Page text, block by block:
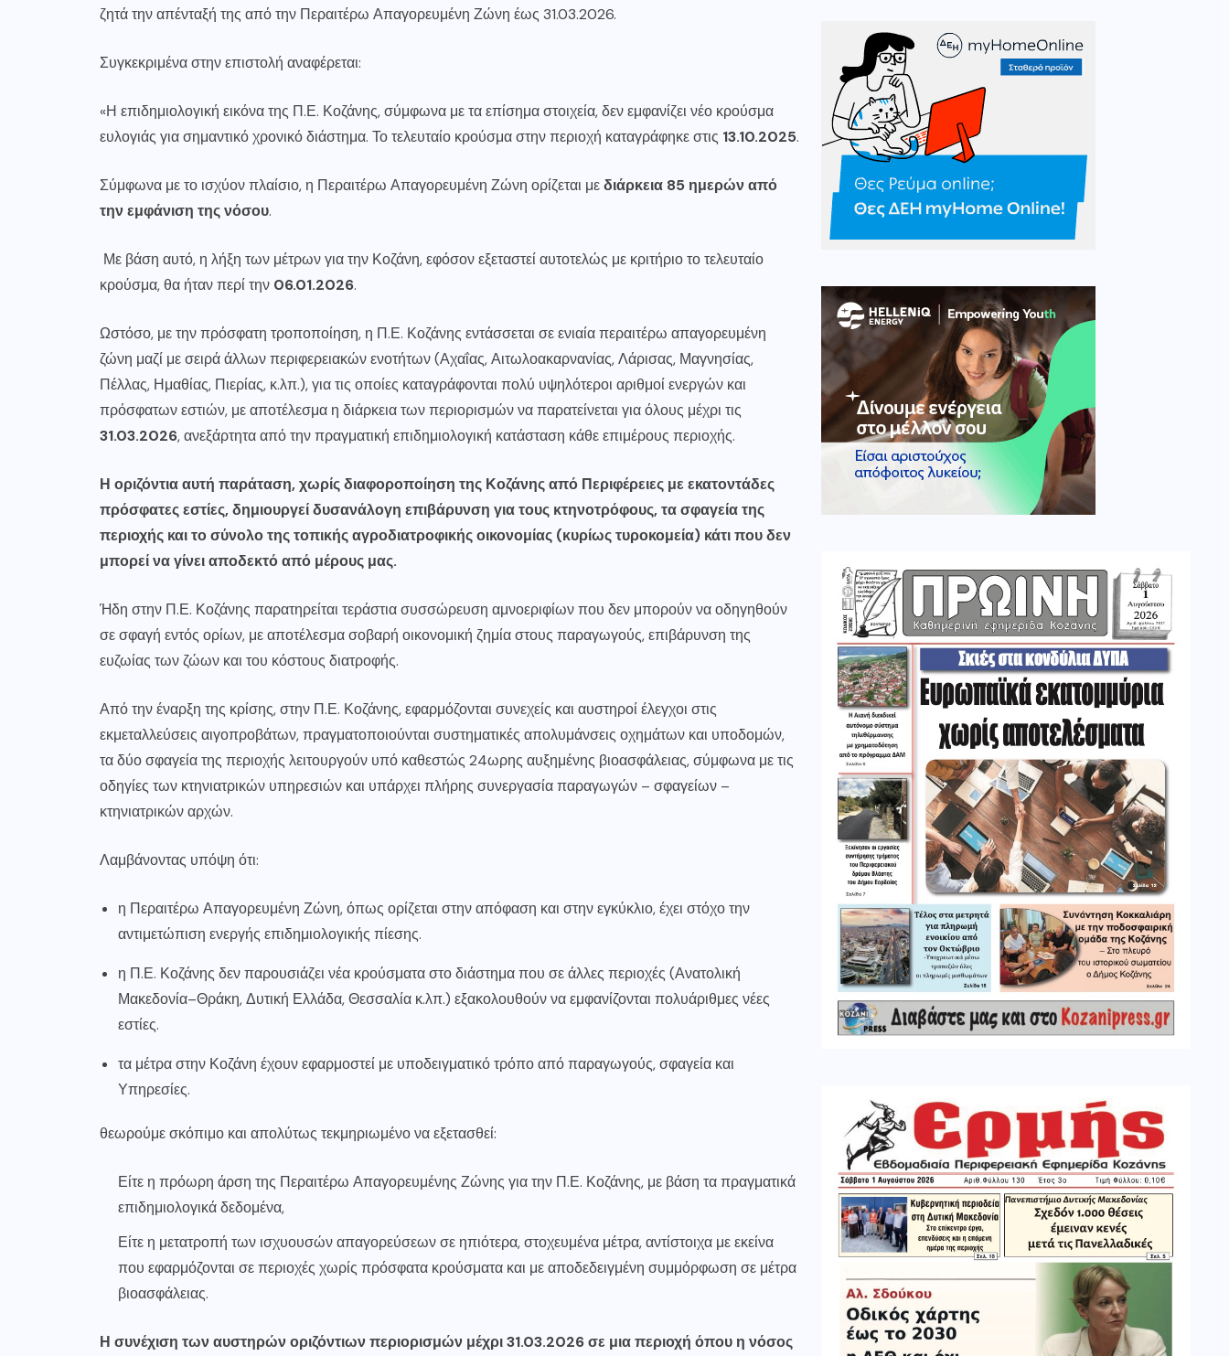
ζητά την απένταξή της από την Περαιτέρω Απαγορευμένη Ζώνη έως 31.03.2026.
Συγκεκριμένα στην επιστολή αναφέρεται:
«Η επιδημιολογική εικόνα της Π.Ε. Κοζάνης, σύμφωνα με τα επίσημα στοιχεία, δεν εμφανίζει νέο κρούσμα
ευλογιάς για σημαντικό χρονικό διάστημα. Το τελευταίο κρούσμα στην περιοχή καταγράφηκε στις 13.10.2025.
Σύμφωνα με το ισχύον πλαίσιο, η Περαιτέρω Απαγορευμένη Ζώνη ορίζεται μεδιάρκεια 85 ημερών από
την εμφάνιση της νόσου.
Με βάση αυτό, η λήξη των μέτρων για την Κοζάνη, εφόσον εξεταστεί αυτοτελώς με κριτήριο το τελευταίο
κρούσμα, θα ήταν περί την 06.01.2026.
Ωστόσο, με την πρόσφατη τροποποίηση, η Π.Ε. Κοζάνης εντάσσεται σε ενιαία περαιτέρω απαγορευμένη
ζώνη μαζί με σειρά άλλων περιφερειακών ενοτήτων (Αχαΐας, Αιτωλοακαρνανίας, Λάρισας, Μαγνησίας,
Πέλλας, Ημαθίας, Πιερίας, κ.λπ.), για τις οποίες καταγράφονται πολύ υψηλότεροι αριθμοί ενεργών και
πρόσφατων εστιών, με αποτέλεσμα η διάρκεια των περιορισμών να παρατείνεται για όλους μέχρι τις
31.03.2026, ανεξάρτητα από την πραγματική επιδημιολογική κατάσταση κάθε επιμέρους περιοχής.
Η οριζόντια αυτή παράταση, χωρίς διαφοροποίηση της Κοζάνης από Περιφέρειες με εκατοντάδες
πρόσφατες εστίες, δημιουργεί δυσανάλογη επιβάρυνση για τους κτηνοτρόφους, τα σφαγεία της
περιοχής και το σύνολο της τοπικής αγροδιατροφικής οικονομίας (κυρίως τυροκομεία) κάτι που δεν
μπορεί να γίνει αποδεκτό από μέρους μας.
Ήδη στην Π.Ε. Κοζάνης παρατηρείται τεράστια συσσώρευση αμνοεριφίων που δεν μπορούν να οδηγηθούν
σε σφαγή εντός ορίων, με αποτέλεσμα σοβαρή οικονομική ζημία στους παραγωγούς, επιβάρυνση της
ευζωίας των ζώων και του κόστους διατροφής.
Από την έναρξη της κρίσης, στην Π.Ε. Κοζάνης, εφαρμόζονται συνεχείς και αυστηροί έλεγχοι στις
εκμεταλλεύσεις αιγοπροβάτων, πραγματοποιούνται συστηματικές απολυμάνσεις οχημάτων και υποδομών,
τα δύο σφαγεία της περιοχής λειτουργούν υπό καθεστώς 24ωρης αυξημένης βιοασφάλειας, σύμφωνα με τις
οδηγίες των κτηνιατρικών υπηρεσιών και υπάρχει πλήρης συνεργασία παραγωγών – σφαγείων –
κτηνιατρικών αρχών.
Λαμβάνοντας υπόψη ότι:
η Περαιτέρω Απαγορευμένη Ζώνη, όπως ορίζεται στην απόφαση και στην εγκύκλιο, έχει στόχο την
αντιμετώπιση ενεργής επιδημιολογικής πίεσης.
η Π.Ε. Κοζάνης δεν παρουσιάζει νέα κρούσματα στο διάστημα που σε άλλες περιοχές (Ανατολική
Μακεδονία–Θράκη, Δυτική Ελλάδα, Θεσσαλία κ.λπ.) εξακολουθούν να εμφανίζονται πολυάριθμες νέες
εστίες.
τα μέτρα στην Κοζάνη έχουν εφαρμοστεί με υποδειγματικό τρόπο από παραγωγούς, σφαγεία και
Υπηρεσίες.
θεωρούμε σκόπιμο και απολύτως τεκμηριωμένο να εξετασθεί:
Είτε η πρόωρη άρση της Περαιτέρω Απαγορευμένης Ζώνης για την Π.Ε. Κοζάνης, με βάση τα πραγματικά
επιδημιολογικά δεδομένα,
Είτε η μετατροπή των ισχυουσών απαγορεύσεων σε ηπιότερα, στοχευμένα μέτρα, αντίστοιχα με εκείνα
που εφαρμόζονται σε περιοχές χωρίς πρόσφατα κρούσματα και με αποδεδειγμένη συμμόρφωση σε μέτρα
βιοασφάλειας.
Η συνέχιση των αυστηρών οριζόντιων περιορισμών μέχρι 31.03.2026 σε μια περιοχή όπου η νόσος